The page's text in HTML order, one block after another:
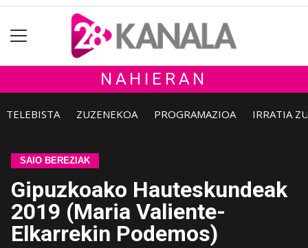
NAHIERAN
TELEBISTA ZUZENEKOA PROGRAMAZIOA IRRATIA
SAIO BEREZIAK
Gipuzkoako Hauteskundeak
2019 (Maria Valiente-
Elkarrekin Podemos)